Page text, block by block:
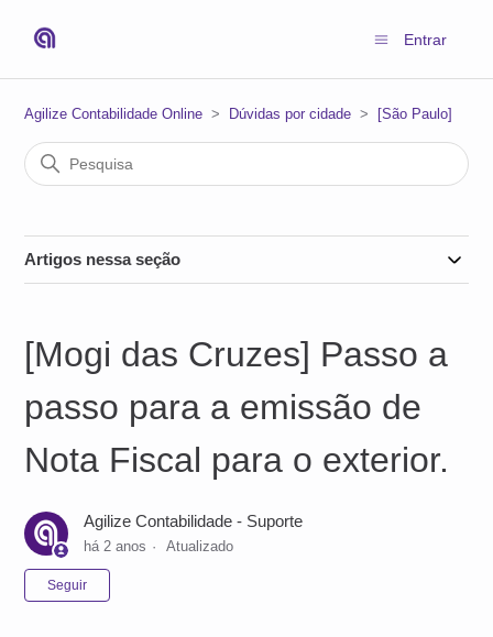
Entrar
Agilize Contabilidade Online Dúvidas por cidade [São Paulo]
Artigos nessa seção
[Mogi das Cruzes] Passo a
passo para a emissão de
Nota Fiscal para o exterior.
Agilize Contabilidade - Suporte
há 2 anos Atualizado
Seguir